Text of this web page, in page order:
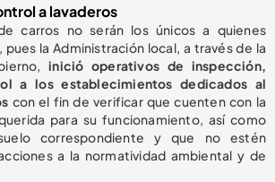
a lavaderos
carros no serán los únicos a quienes
pues la Administración local, a través de la
inició operativos de inspección,
a los establecimientos dedicados al
con el fin de verificar que cuenten con la
para su funcionamiento, así como
correspondiente y que no estén
a la normatividad ambiental y de